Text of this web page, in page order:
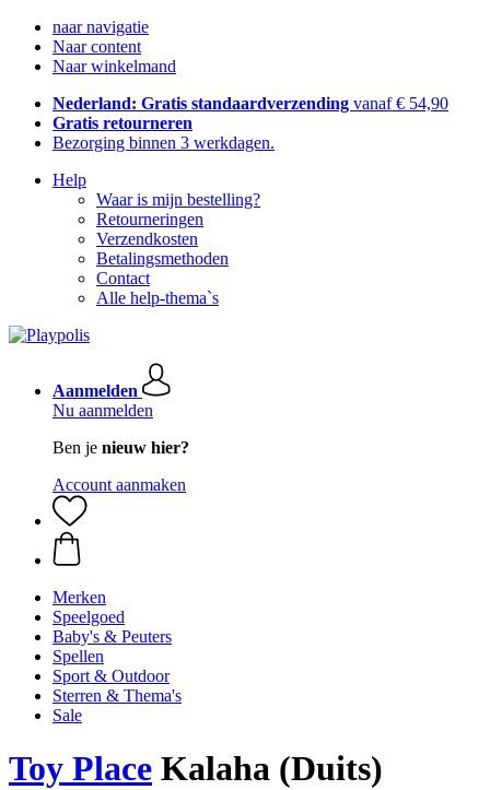
naar navigatie
Naar content
Naar winkelmand
Nederland: Gratis standaardverzending vanaf € 54,90
Gratis retourneren
Bezorging binnen 3 werkdagen.
Help
Waar is mijn bestelling?
Retourneringen
Verzendkosten
Betalingsmethoden
Contact
Alle help-thema`s
Aanmelden
Nu aanmelden
Ben je nieuw hier?
Account aanmaken
Merken
Speelgoed
Baby's & Peuters
Spellen
Sport & Outdoor
Sterren & Thema's
Sale
Toy Place Kalaha (Duits)